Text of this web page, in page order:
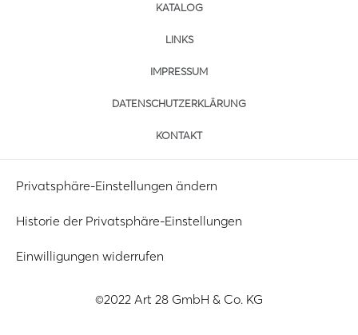
KATALOG
LINKS
IMPRESSUM
DATENSCHUTZERKLÄRUNG
KONTAKT
Privatsphäre-Einstellungen ändern
Historie der Privatsphäre-Einstellungen
Einwilligungen widerrufen
©2022 Art 28 GmbH & Co. KG